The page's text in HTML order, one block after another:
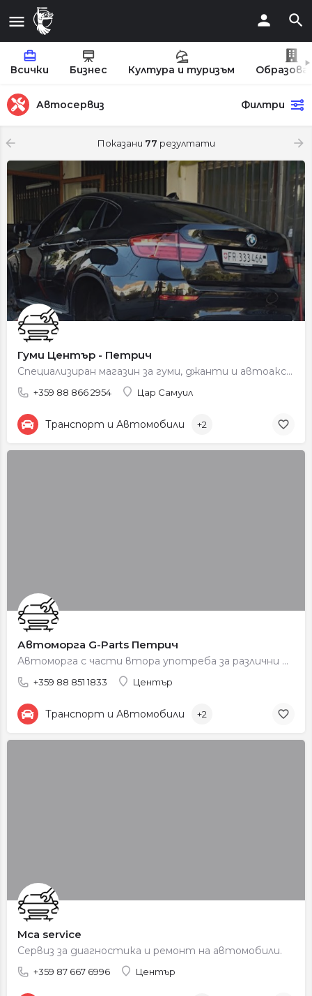
Всички Бизнес Култура и туризъм
Автосервиз Филтри
Показани 77 резултати
Гуми Център - Петрич
Специализиран магазин за гуми, джанти и автоаксесоари с професионално обслужване и консултация.
+359 88 866 2954 Цар Самуил
Транспорт и Автомобили +2
Автоморга G-Parts Петрич
Автоморга с части втора употреба за различни марки автомобили.
+359 88 851 1833 Център
Транспорт и Автомобили +2
Mca service
Сервиз за диагностика и ремонт на автомобили.
+359 87 667 6996 Център